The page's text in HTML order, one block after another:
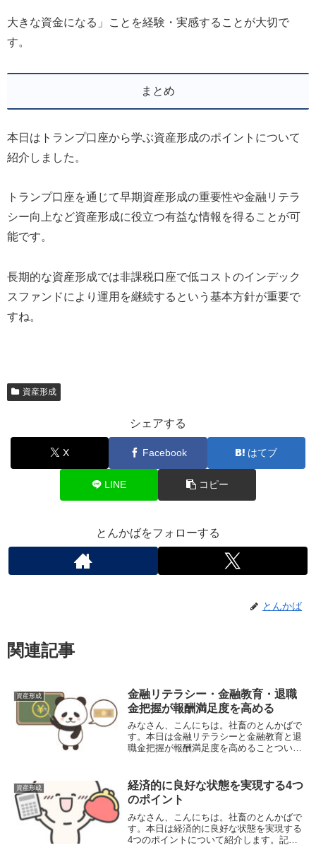
大きな資金になる」ことを経験・実感することが大切で
す。
まとめ
本日はトランプ口座から学ぶ資産形成のポイントについて
紹介しました。
トランプ口座を通じて早期資産形成の重要性や金融リテラ
シー向上など資産形成に役立つ有益な情報を得ることが可
能です。
長期的な資産形成では非課税口座で低コストのインデック
スファンドにより運用を継続するという基本方針が重要で
すね。
資産形成
シェアする
X Facebook はてブ
LINE コピー
とんかばをフォローする
とんかば
関連記事
資産形成
金融リテラシー・金融教育・退職
金把握が報酬満足度を高める
みなさん、こんにちは。社畜のとんかばで
す。本日は金融リテラシーと金融教育と退
職金把握が報酬満足度を高めることついて
労者は金銭的報酬に満足しているのか〜満
足度向上のカ...
資産形成
経済的に良好な状態を実現する4つ
のポイント
みなさん、こんにちは。社畜のとんかばで
す。本日は経済的に良好な状態を実現する
4つのポイントについて紹介します。記事